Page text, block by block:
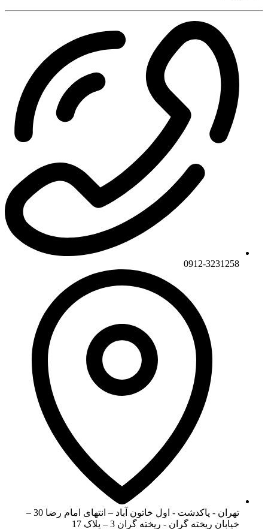
0912-3231258
تهران - پاکدشت - اول خاتون آباد – انتهای امام رضا 30 –
خیابان ریخته گران - ریخته گران 3 – پلاک 17